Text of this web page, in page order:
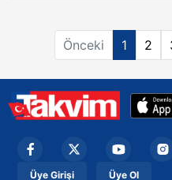
Önceki 1 2
Üye Girişi Üye Ol